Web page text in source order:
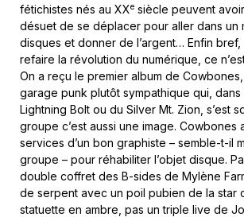
fétichistes nés au XXe siècle peuvent
désuet de se déplacer pour aller dans un
disques et donner de l’argent… Enfin
refaire la révolution du numérique, ce
On a reçu le premier album de
garage punk plutôt sympathique qui,
Lightning Bolt ou du Silver Mt. Zion, s’est
groupe c’est aussi une image. Cowbones
services d’un bon graphiste – semble-t-il
groupe – pour réhabiliter l’objet disque.
double coffret des B-sides de Mylène
de serpent avec un poil pubien de la star
statuette en ambre, pas un triple live de